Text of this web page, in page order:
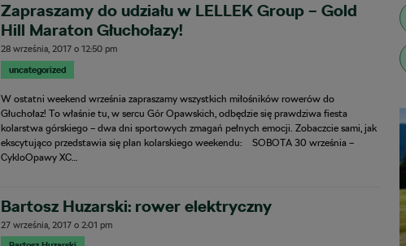
Zapraszamy do udziału w LELLEK Group – Gold
Hill Maraton Głuchołazy!
28 września, 2017 o12:50 pm
uncategorized
W ostatni weekend września zapraszamy wszystkich miłośników rowerów do
Głuchołaz! To właśnie tu, w sercu Gór Opawskich, odbędzie się prawdziwa fiesta
kolarstwa górskiego – dwa dni sportowych zmagań pełnych emocji. Zobaczcie sami, jak
ekscytująco przedstawia się plan kolarskiego weekendu: SOBOTA 30 września –
CykloOpawy XC…
Bartosz Huzarski: rower elektryczny
27 września, 2017 o2:01 pm